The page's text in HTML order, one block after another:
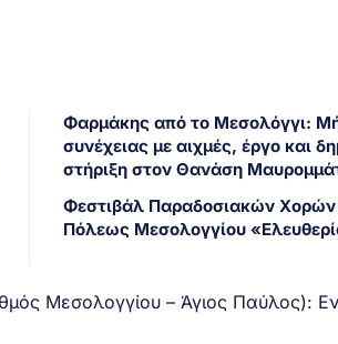
Φαρμάκης από το Μεσολόγγι:
συνέχειας με αιχμές, έργο και
στήριξη στον Θανάση
Φεστιβάλ Παραδοσιακών Χορών
Πόλεως Μεσολογγίου
Μεσολογγίου – Άγιος Παύλος):